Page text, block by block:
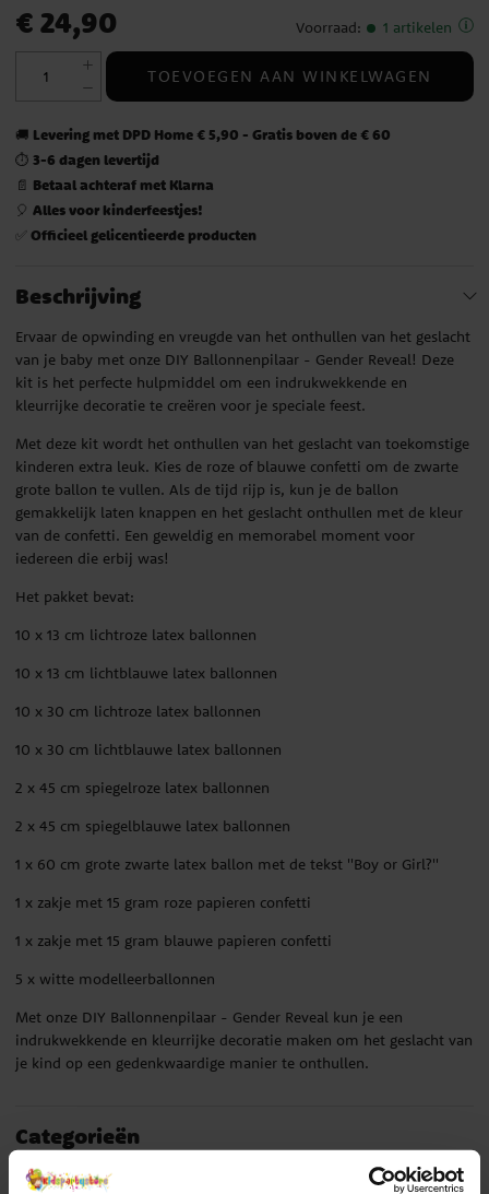
Prijs: € 24,90
€ 24,90 Voorraad: 1 artikelen
TOEVOEGEN AAN WINKELWAGEN
🚚 Levering met DPD Home € 5,90 - Gratis boven de € 60
⏱️ 3-6 dagen levertijd
📄 Betaal achteraf met Klarna
🎈 Alles voor kinderfeestjes!
✅ Officieel gelicentieerde producten
Beschrijving
Ervaar de opwinding en vreugde van het onthullen van het geslacht
van je baby met onze DIY Ballonnenpilaar - Gender Reveal! Deze
kit is het perfecte hulpmiddel om een indrukwekkende en
kleurrijke decoratie te creëren voor je speciale feest.
Met deze kit wordt het onthullen van het geslacht van toekomstige
kinderen extra leuk. Kies de roze of blauwe confetti om de zwarte
grote ballon te vullen. Als de tijd rijp is, kun je de ballon
gemakkelijk laten knappen en het geslacht onthullen met de kleur
van de confetti. Een geweldig en memorabel moment voor
iedereen die erbij was!
Het pakket bevat:
10 x 13 cm lichtroze latex ballonnen
10 x 13 cm lichtblauwe latex ballonnen
10 x 30 cm lichtroze latex ballonnen
10 x 30 cm lichtblauwe latex ballonnen
2 x 45 cm spiegelroze latex ballonnen
2 x 45 cm spiegelblauwe latex ballonnen
1 x 60 cm grote zwarte latex ballon met de tekst ''Boy or Girl?''
1 x zakje met 15 gram roze papieren confetti
1 x zakje met 15 gram blauwe papieren confetti
5 x witte modelleerballonnen
Met onze DIY Ballonnenpilaar - Gender Reveal kun je een
indrukwekkende en kleurrijke decoratie maken om het geslacht van
je kind op een gedenkwaardige manier te onthullen.
Categorieën
Babyhower ballonnen